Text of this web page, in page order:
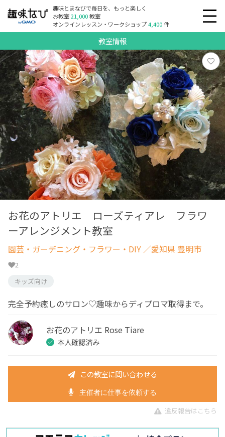
趣味とまなびで毎日を、もっと楽しく
お教室21,000教室
オンラインレッスン・ワークショップ4,400件
教室情報
お花のアトリエ ローズティアレ フラワ
ーアレンジメント教室
園芸・ガーデニング・フラワー・DIY ／愛知県 豊明市
2
キッズ向け
完全予約癒しのサロン♡趣味からディプロマ取得まで。
お花のアトリエ Rose Tiare
本人確認済み
この教室に問い合わせる
主催者に仕事を依頼する
違反報告はこちら